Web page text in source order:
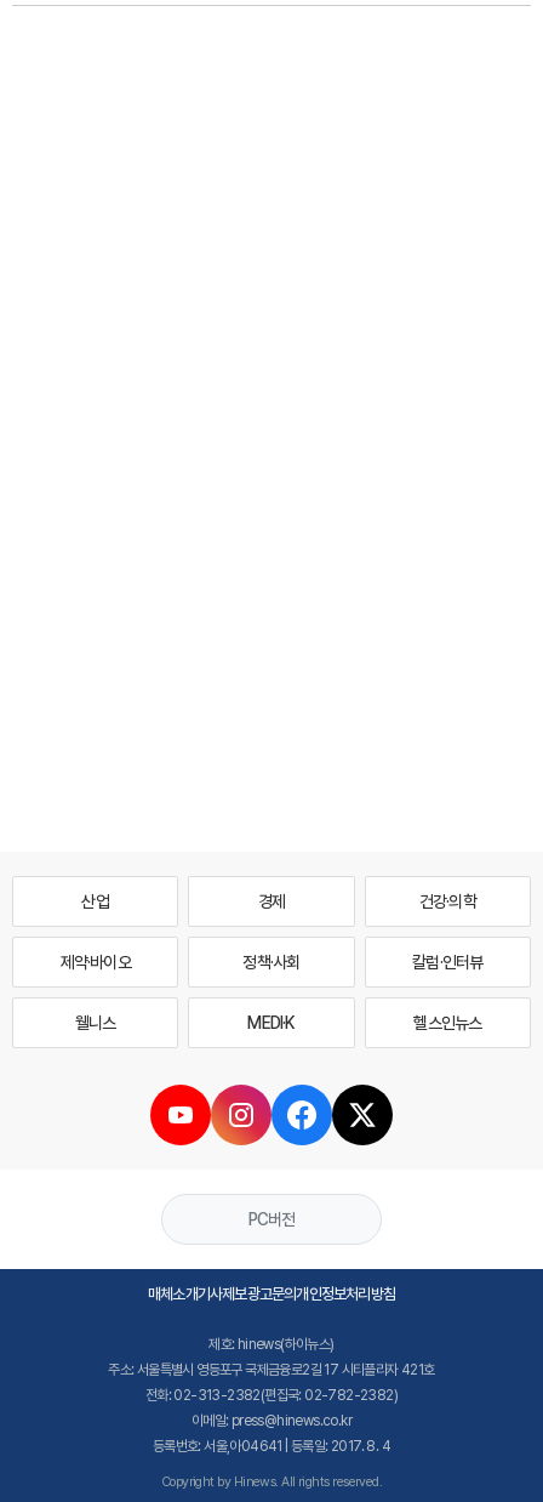
산업 경제 건강·의학
제약·바이오 정책·사회 칼럼·인터뷰
웰니스 MEDI·K 헬스인뉴스
PC버전
매체소개기사제보광고문의개인정보처리방침
제호: hinews(하이뉴스)
주소: 서울특별시 영등포구 국제금융로2길 17 시티플라자 421호
전화: 02-313-2382(편집국: 02-782-2382)
이메일: press@hinews.co.kr
등록번호: 서울,아04641 | 등록일: 2017. 8. 4
Copyright by Hinews. All rights reserved.